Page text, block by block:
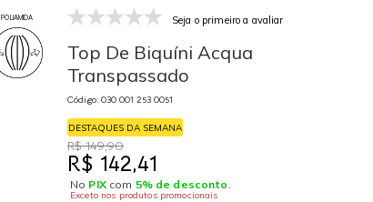
030 001 253 0051 Seja o primeiro a avaliar
POLIAMIDA
Top De Biquíni Acqua
Transpassado
Código: 030 001 253 0051
DESTAQUES DA SEMANA
R$ 149,90
R$ 142,41
No PIXcom 5% de desconto .
Exceto nos produtos promocionais